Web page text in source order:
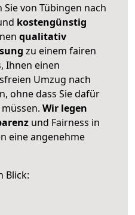
von Tübingen nach
kostengünstig
qualitativ
zu einem fairen
Ihnen einen
Umzug nach
ohne dass Sie dafür
Wir legen
und Fairness in
eine angenehme
Blick: